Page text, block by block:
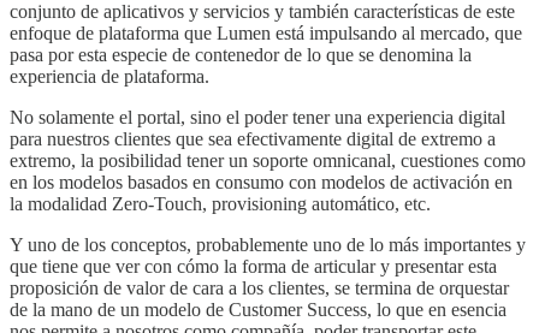
conjunto de aplicativos y servicios y también características de este
enfoque de plataforma que Lumen está impulsando al mercado, que
pasa por esta especie de contenedor de lo que se denomina la
experiencia de plataforma.
No solamente el portal, sino el poder tener una experiencia digital
para nuestros clientes que sea efectivamente digital de extremo a
extremo, la posibilidad tener un soporte omnicanal, cuestiones como
en los modelos basados en consumo con modelos de activación en
la modalidad Zero-Touch, provisioning automático, etc.
Y uno de los conceptos, probablemente uno de lo más importantes y
que tiene que ver con cómo la forma de articular y presentar esta
proposición de valor de cara a los clientes, se termina de orquestar
de la mano de un modelo de Customer Success, lo que en esencia